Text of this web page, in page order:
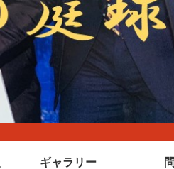
ギャラリー